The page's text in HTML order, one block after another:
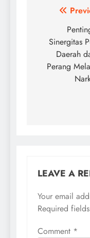
Post
Sinergitas
Daerah
Perang
LEAVE A
Your email
Required
Comment *